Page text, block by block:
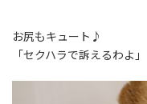
お尻もキュート♪
「セクハラで訴えるわよ